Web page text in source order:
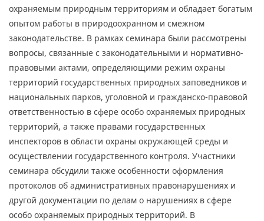
охраняемым природным территориям и обладает богатым
опытом работы в природоохранном и смежном
законодательстве. В рамках семинара были рассмотрены
вопросы, связанные с законодательными и нормативно-
правовыми актами, определяющими режим охраны
территорий государственных природных заповедников и
национальных парков, уголовной и гражданско-правовой
ответственностью в сфере особо охраняемых природных
территорий, а также правами государственных
инспекторов в области охраны окружающей среды и
осуществлении государственного контроля. Участники
семинара обсудили также особенности оформления
протоколов об административных правонарушениях и
другой документации по делам о нарушениях в сфере
особо охраняемых природных территорий. В